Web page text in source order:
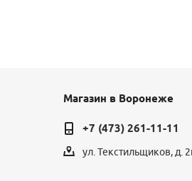
Магазин в Воронеже
+7 (473) 261-11-11
ул. Текстильщиков, д.